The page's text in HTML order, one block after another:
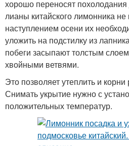
хорошо переносят
лианы китайского лимонника
наступлением осени их
уложить на подстилку из
побеги засыпают толстым
хвойными ветвями.
Это позволяет утеплить и корни
Снимать укрытие нужно с
положительных температур.